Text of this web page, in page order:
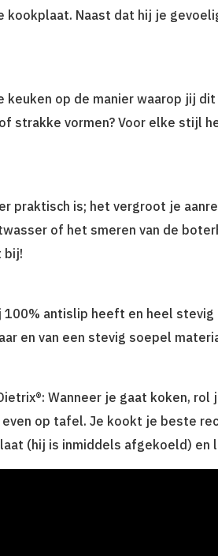
kookplaat. Naast dat hij je
op de manier waarop jij
strakke vormen? Voor elke stijl
praktisch is; het vergroot je
of het smeren van de
bij!
antislip heeft en heel
en van een stevig soepel
Wanneer je gaat koken,
op tafel. Je kookt je beste
(hij is inmiddels afgekoeld)